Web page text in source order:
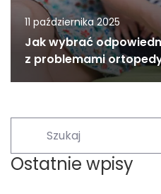
11 października 2025
Jak wybrać
z problemami
Ostatnie wpisy